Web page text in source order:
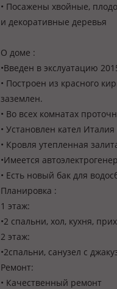
• Посажены хвойные,
и декоративные деревья
О доме :
•Введен в экслуатацию
• Построен из красного
заземлен.
• Во всех комнатах
• Установлен кател
• Кровля утепленная
•Имеется
• Есть новый бак для
Планировка :
1 этаж:
•2 спальни, хол, кухня,
2 этаж:
•2спальни, санузел с
Ремонт:
• Качественный ремонт